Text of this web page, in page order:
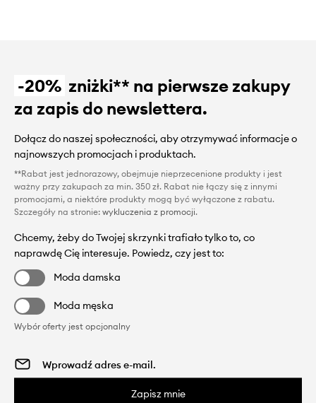
-20% zniżki** na pierwsze zakupy
za zapis do newslettera.
Dołącz do naszej społeczności, aby otrzymywać informacje o
najnowszych promocjach i produktach.
**Rabat jest jednorazowy, obejmuje nieprzecenione produkty i jest
ważny przy zakupach za min. 350 zł. Rabat nie łączy się z innymi
promocjami, a niektóre produkty mogą być wyłączone z rabatu.
Szczegóły na stronie: wykluczenia z promocji.
Chcemy, żeby do Twojej skrzynki trafiało tylko to, co
naprawdę Cię interesuje. Powiedz, czy jest to:
Moda damska
Moda męska
Wybór oferty jest opcjonalny
Zapisz mnie